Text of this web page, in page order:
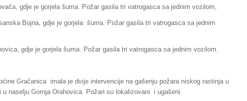
gdje je gorjela šuma. Požar gasila tri vatrogasca sa jednim vozilom,
Bojna, gdje je gorjela šuma. Požar gasila tri vatrogasca sa jednim
gdje je gorjela šuma. Požar gasila tri vatrogasca sa jednim vozilom.
Gračanica imala je dvije intervencije na gašenju požara niskog rastinja u
u naselju Gornja Orahovica. Požari su lokalizovani i ugašeni.